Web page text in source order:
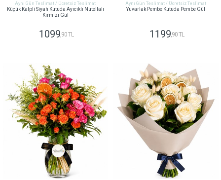
Aynı Gün Teslimat / Ücretsiz Teslimat
Küçük Kalpli Siyah Kutuda Ayıcıklı Nutellalı
Kırmızı Gül
1099 ,90 TL
Aynı Gün Teslimat / Ücretsiz Teslimat
Yuvarlak Pembe Kutuda Pembe Gül
1199 ,90 TL